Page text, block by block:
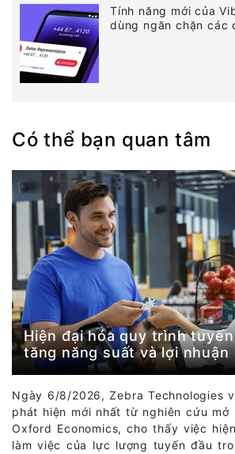
Tính năng mới của
dùng ngăn chặn các
Có thể bạn quan tâm
Hiện đại hóa quy trình
tăng năng suất và lợi nhuận
Ngày 6/8/2026, Zebra Technologies
phát hiện mới nhất từ nghiên cứu mở
Oxford Economics, cho thấy việc
làm việc của lực lượng tuyến đầu